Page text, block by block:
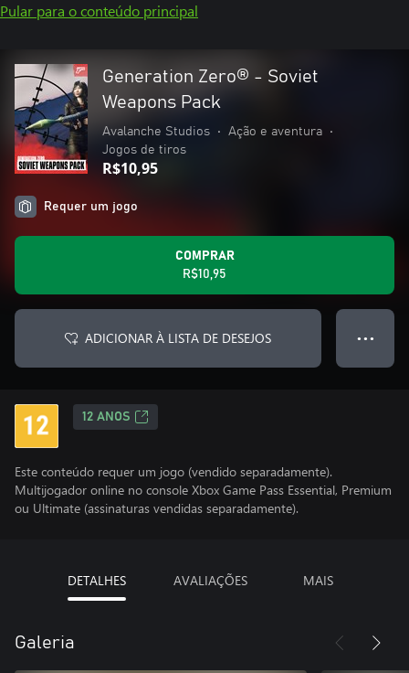
Pular para o conteúdo principal
Generation Zero® - Soviet
Weapons Pack
Avalanche Studios • Ação e aventura
•
Jogos de tiros
R$10,95
Requer um jogo
COMPRAR
R$10,95
ADICIONAR À LISTA DE DESEJOS ● ● ●
12 ANOS
Este conteúdo requer um jogo (vendido separadamente).
Multijogador online no console Xbox Game Pass Essential, Premium
ou Ultimate (assinaturas vendidas separadamente).
DETALHES AVALIAÇÕES MAIS
Galeria